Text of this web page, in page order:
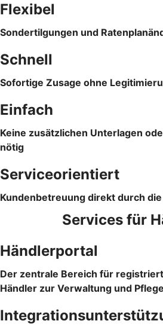
Flexibel
Sondertilgungen und
Schnell
Sofortige Zusage ohne
Einfach
Keine zusätzlichen Unterlagen
nötig
Serviceorientiert
Kundenbetreuung direkt durch die
Services für
Händlerportal
Der zentrale Bereich für
Händler zur Verwaltung und